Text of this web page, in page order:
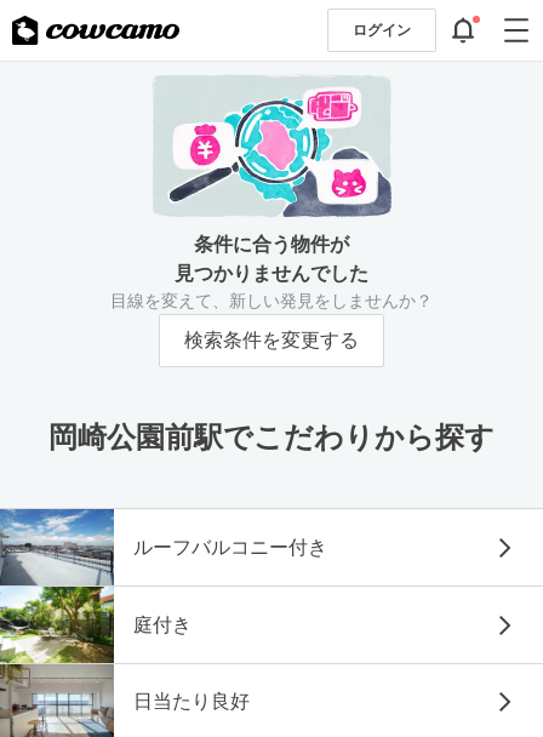
ログイン
条件に合う物件が
見つかりませんでした
目線を変えて、新しい発見をしませんか？
検索条件を変更する
岡崎公園前駅でこだわりから探す
ルーフバルコニー付き
庭付き
日当たり良好